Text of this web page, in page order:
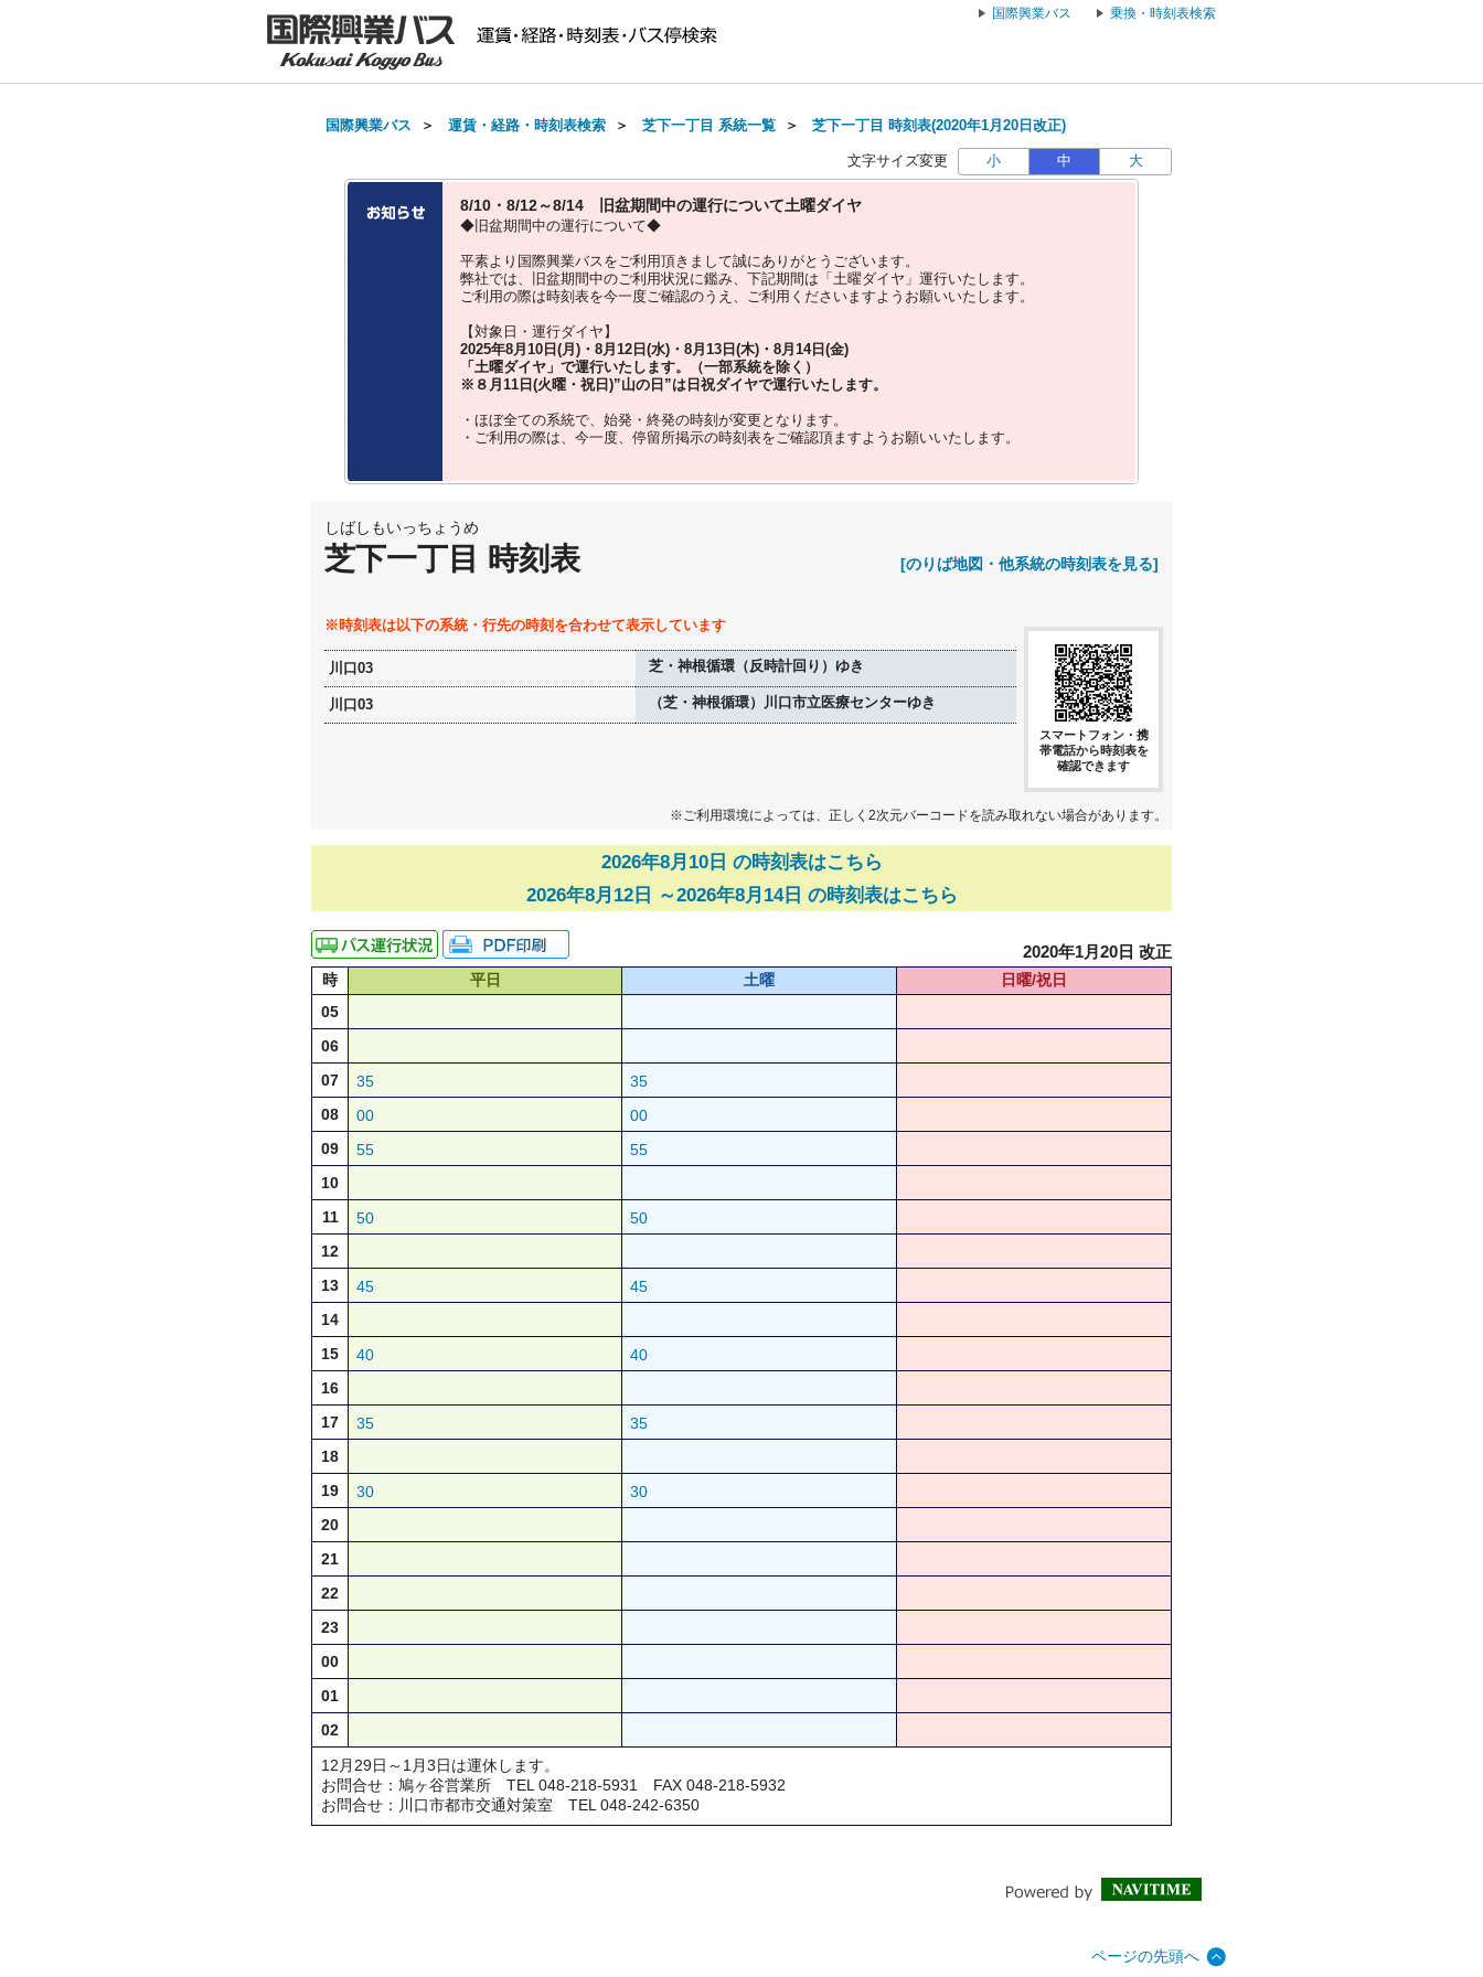
国際興業バス 乗換・時刻表検索
国際興業バス ＞ 運賃・経路・時刻表検索 ＞ 芝下一丁目 系統一覧 ＞ 芝下一丁目 時刻表(2020年1月20日改正)
文字サイズ変更 小 中 大
8/10・8/12～8/14 旧盆期間中の運行について土曜ダイヤ
◆旧盆期間中の運行について◆
平素より国際興業バスをご利用頂きまして誠にありがとうございます。
弊社では、旧盆期間中のご利用状況に鑑み、下記期間は「土曜ダイヤ」運行いたします。
ご利用の際は時刻表を今一度ご確認のうえ、ご利用くださいますようお願いいたします。
【対象日・運行ダイヤ】
2025年8月10日(月)・8月12日(水)・8月13日(木)・8月14日(金)
「土曜ダイヤ」 で運行いたします。（一部系統を除く）
※８月11日(火曜・祝日)”山の日 ”は 日祝ダイヤで運行いたします。
・ほぼ全ての系統で、始発・終発の時刻が変更となります。
・ご利用の際は、今一度、 停留所掲示の時刻表をご確認頂ますようお願いいたします。
しばしもいっちょうめ
芝下一丁目 時刻表 [のりば地図・他系統の時刻表を見る]
※時刻表は以下の系統・行先の時刻を合わせて表示しています
川口03 芝・神根循環（反時計回り）ゆき
川口03 （芝・神根循環）川口市立医療センターゆき
スマートフォン・携
帯電話から時刻表を
確認できます
※ご利用環境によっては、正しく2次元バーコードを読み取れない場合があります。
2026年8月10日 の時刻表はこちら
2026年8月12日 ～2026年8月14日 の時刻表はこちら
2020年1月20日 改正
時 平日 土曜
日曜/祝日
05
06
07
35
35
08
00
00
09
55
55
10
11
50
50
12
13
45
45
14
15
40
40
16
17
35
35
18
19
30
30
20
21
22
23
00
01
02
12月29日～1月3日は運休します。
お問合せ：鳩ヶ谷営業所 TEL 048-218-5931 FAX 048-218-5932
お問合せ：川口市都市交通対策室 TEL 048-242-6350
ページの先頭へ